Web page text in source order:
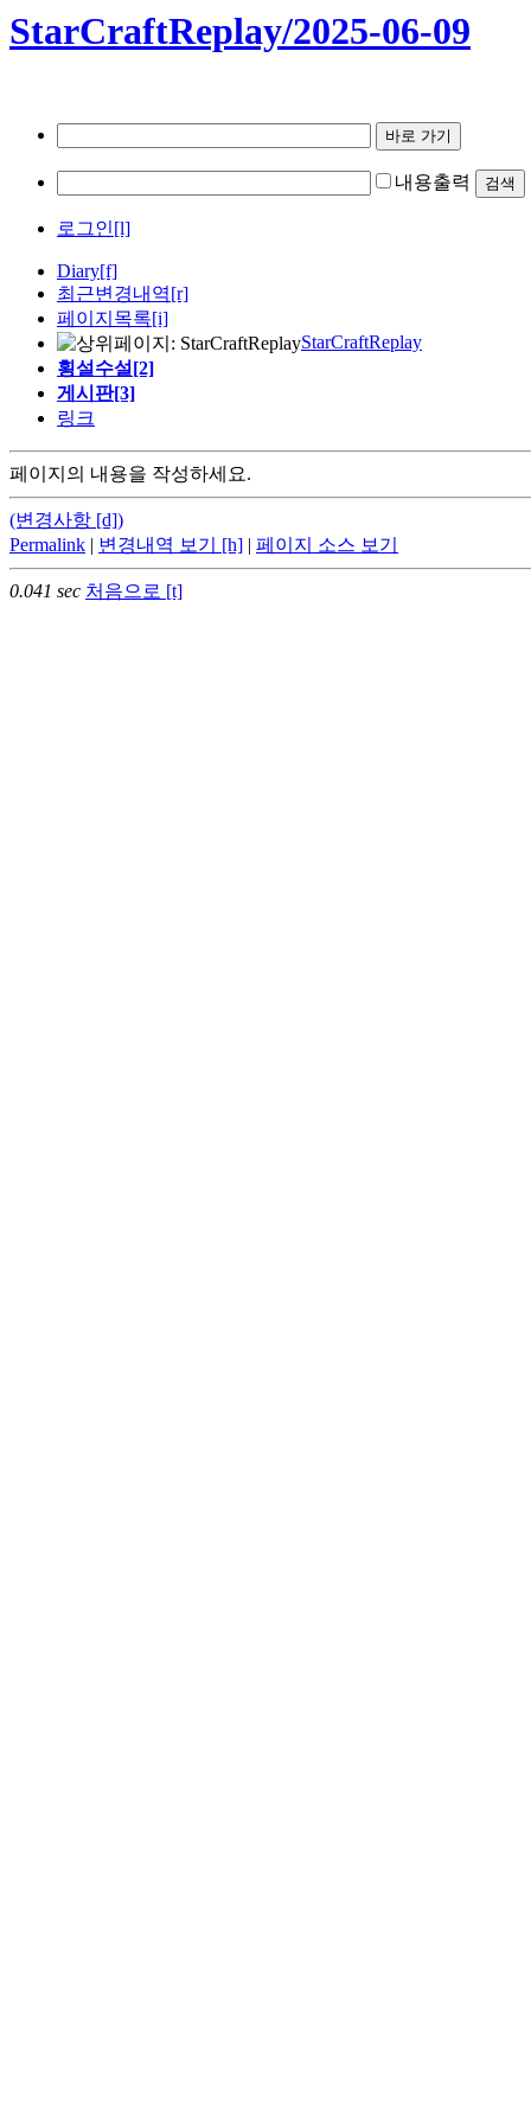
StarCraftReplay/2025-06-09
내용출력
로그인[l]
Diary[f]
최근변경내역[r]
페이지목록[i]
StarCraftReplay
횡설수설[2]
게시판[3]
링크
페이지의 내용을 작성하세요.
(변경사항 [d])
Permalink | 변경내역 보기 [h] | 페이지 소스 보기
0.041 sec 처음으로 [t]